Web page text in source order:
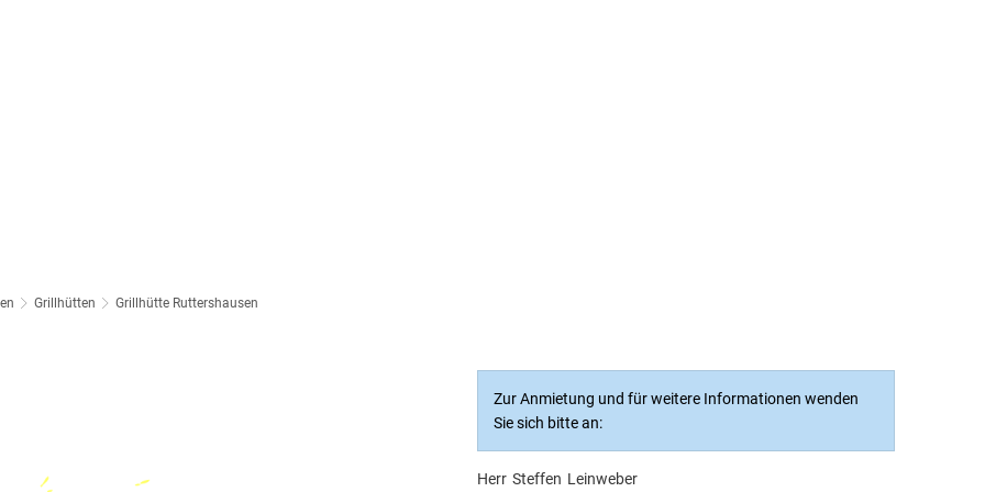
Grillhütten Grillhütte Ruttershausen
Zur Anmietung und für weitere Informationen wenden
Sie sich bitte an:
Herr Steffen Leinweber